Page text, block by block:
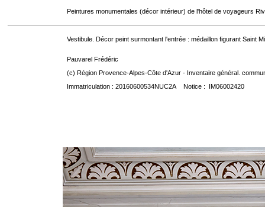
Peintures monumentales (décor intérieur) de l'hôtel de voyageurs
Vestibule. Décor peint surmontant l'entrée : médaillon figurant Saint
Pauvarel Frédéric
(c) Région Provence-Alpes-Côte d'Azur - Inventaire général.
Immatriculation : 20160600534NUC2A Notice : IM06002420